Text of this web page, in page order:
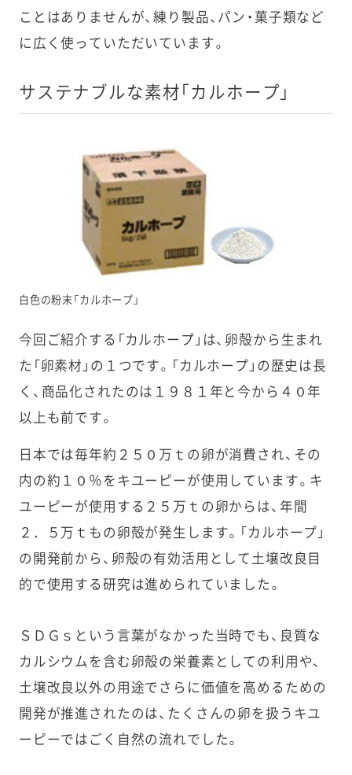
ことはありませんが、練り製品、パン・菓子類など
に広く使っていただいています。
サステナブルな素材「カルホープ」
白色の粉末「カルホープ」
今回ご紹介する「カルホープ」は、卵殻から生まれ
た「卵素材」の１つです。「カルホープ」の歴史は長
く、商品化されたのは１９８１年と今から４０年
以上も前です。
日本では毎年約２５０万ｔの卵が消費され、その
内の約１０％をキユーピーが使用しています。キ
ユーピーが使用する２５万ｔの卵からは、年間
２．５万ｔもの卵殻が発生します。「カルホープ」
の開発前から、卵殻の有効活用として土壌改良目
的で使用する研究は進められていました。
ＳＤＧｓという言葉がなかった当時でも、良質な
カルシウムを含む卵殻の栄養素としての利用や、
土壌改良以外の用途でさらに価値を高めるための
開発が推進されたのは、たくさんの卵を扱うキユ
ーピーではごく自然の流れでした。